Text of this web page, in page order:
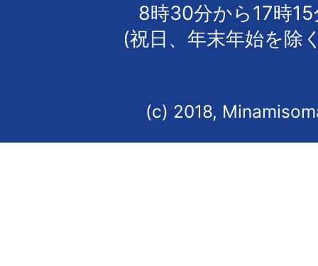
8時30分から17時
(祝日、年末年始を除
(c) 2018,